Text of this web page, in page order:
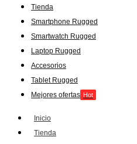
Tienda
Smartphone Rugged
Smartwatch Rugged
Laptop Rugged
Accesorios
Tablet Rugged
Mejores ofertas Hot
Inicio
Tienda